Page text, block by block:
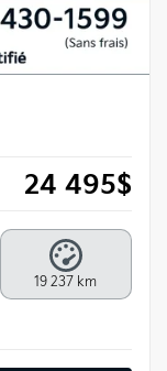
24 495$
19 237 km